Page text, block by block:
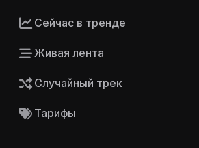
Сейчас в тренде
Живая лента
Случайный трек
Тарифы